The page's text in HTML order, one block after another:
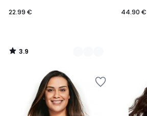
22.99 €
3.9
/
44.90 €